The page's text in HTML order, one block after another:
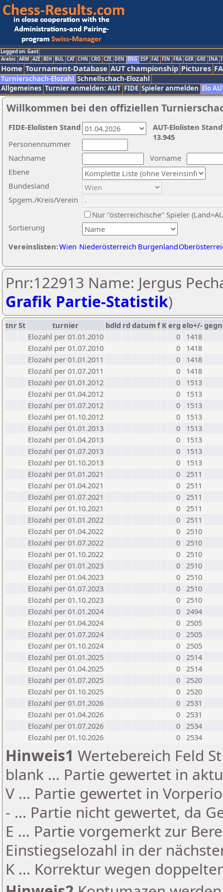
Logged on: Gast
Arabic ARM AZE BIH BUL CAT CHN CRO CZE DEN ENG ESP FAI FIN FRA GER GRE INA
Home Tournament-Database AUT championship Pictures
Turnierschach-Elozahl Schnellschach-Elozahl
Allgemeines Turnier anmelden: AUT FIDE Spieler anmelden Elo
Willkommen bei den offiziellen
Nachname
Vorname
Ebene
Sortierung
Personennummer
Bundesland
Spgem./Kreis/Verein
Nur "österreichische" Spieler
Vereinslisten:Wien Niederösterreich Burgenland
AUT-Elolisten
13.945
FIDE-Elolisten Stand
Pnr:122913 Name: Jergus
Grafik Partie-Statistik)
tnrSt turnier bdld rd datumf Kerg elo+/-
Elozahl per 01.01.2010
0
1418
Elozahl per 01.07.2010
0
1418
Elozahl per 01.01.2011
0
1418
Elozahl per 01.07.2011
0
1418
Elozahl per 01.01.2012
0
1513
Elozahl per 01.04.2012
0
1513
Elozahl per 01.07.2012
0
1513
Elozahl per 01.10.2012
0
1513
Elozahl per 01.01.2013
0
1513
Elozahl per 01.04.2013
0
1513
Elozahl per 01.07.2013
0
1513
Elozahl per 01.10.2013
0
1513
Elozahl per 01.01.2021
0 2511
Elozahl per 01.04.2021
0 2511
Elozahl per 01.07.2021
0 2511
Elozahl per 01.10.2021
0 2511
Elozahl per 01.01.2022
0 2511
Elozahl per 01.04.2022
0 2510
Elozahl per 01.07.2022
0 2510
Elozahl per 01.10.2022
0 2510
Elozahl per 01.01.2023
0 2510
Elozahl per 01.04.2023
0 2510
Elozahl per 01.07.2023
0 2510
Elozahl per 01.10.2023
0 2510
Elozahl per 01.01.2024
0 2494
Elozahl per 01.04.2024
0 2505
Elozahl per 01.07.2024
0 2505
Elozahl per 01.10.2024
0 2505
Elozahl per 01.01.2025
0 2514
Elozahl per 01.04.2025
0 2514
Elozahl per 01.07.2025
0 2520
Elozahl per 01.10.2025
0 2520
Elozahl per 01.01.2026
0 2531
Elozahl per 01.04.2026
0 2531
Elozahl per 01.07.2026
0 2534
Elozahl per 01.10.2026
0 2534
Hinweis1 Wertebereich Feld
blank ... Partie gewertet in
V ... Partie gewertet in
- ... Partie nicht gewertet, da
E ... Partie vorgemerkt zur
Einstiegselozahl in der
K ... Korrektur wegen